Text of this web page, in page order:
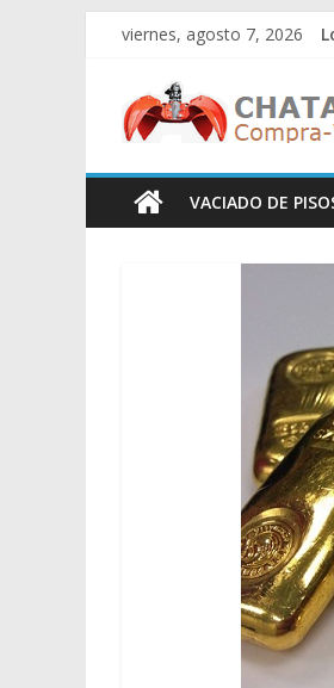
Saltar
contenido
viernes, agosto 7, 2026
–
Precio
VACIADO DE